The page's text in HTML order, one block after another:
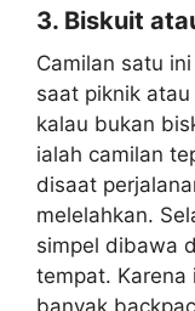
3. Biskuit
Camilan satu
saat piknik
kalau bukan
ialah camilan
disaat
melelahkan.
simpel dibawa
tempat.
banyak